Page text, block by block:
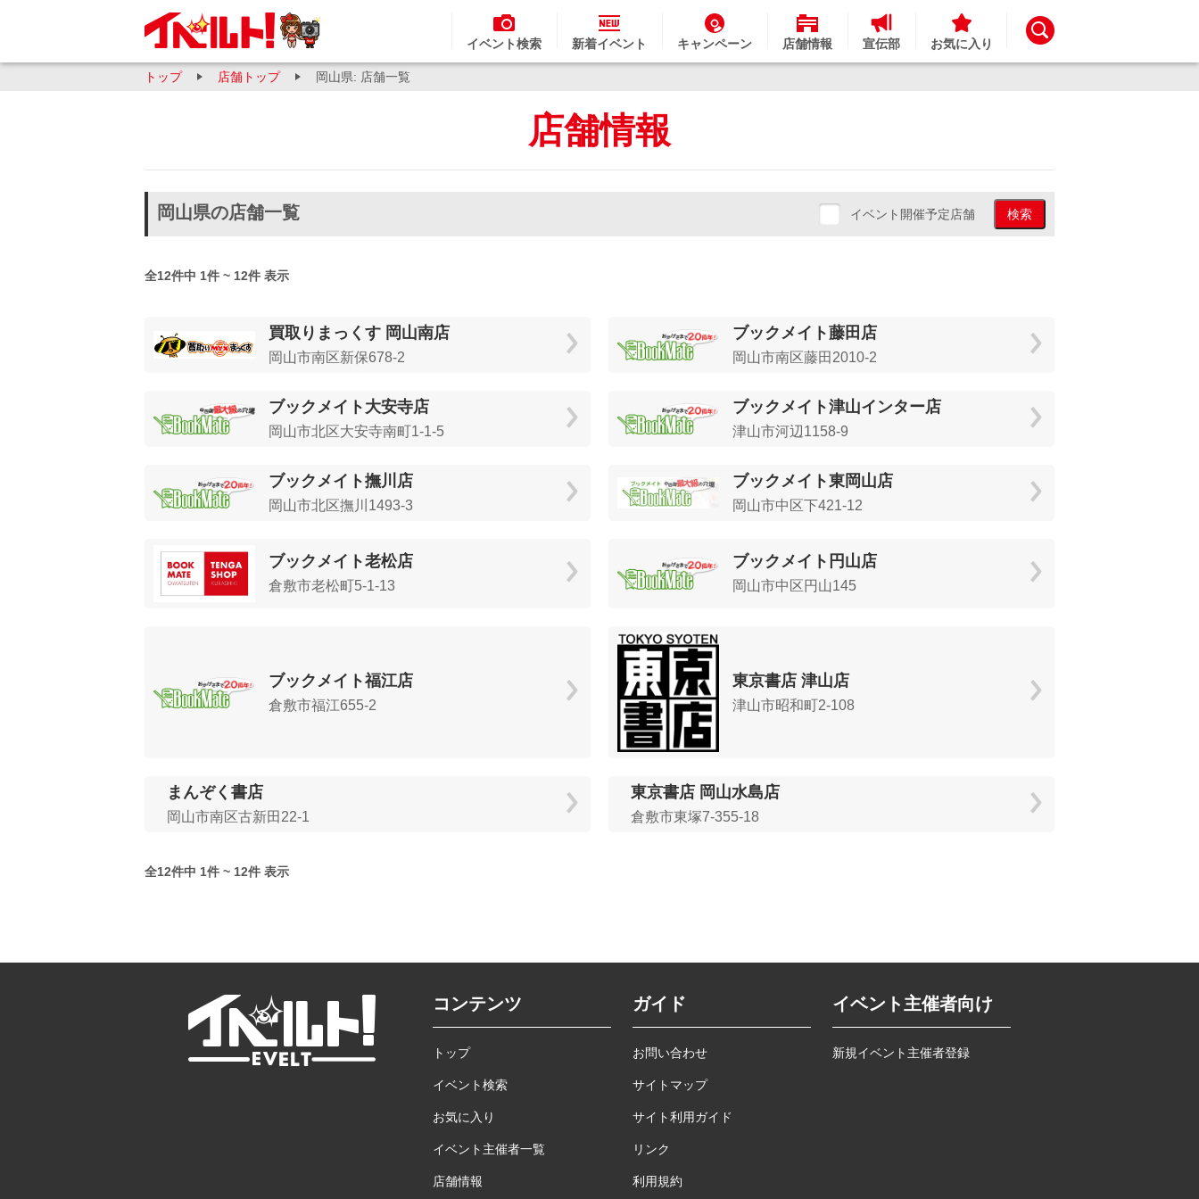
イベント検索 新着イベント キャンペーン 店舗情報 宣伝部 お気に入り
トップ 店舗トップ 岡山県: 店舗一覧
店舗情報
岡山県の店舗一覧 イベント開催予定店舗 検索
全12件中 1件 ~ 12件 表示
買取りまっくす 岡山南店
岡山市南区新保678-2
ブックメイト藤田店
岡山市南区藤田2010-2
ブックメイト大安寺店
岡山市北区大安寺南町1-1-5
ブックメイト津山インター店
津山市河辺1158-9
ブックメイト撫川店
岡山市北区撫川1493-3
ブックメイト東岡山店
岡山市中区下421-12
ブックメイト老松店
倉敷市老松町5-1-13
ブックメイト円山店
岡山市中区円山145
ブックメイト福江店
倉敷市福江655-2
東京書店 津山店
津山市昭和町2-108
まんぞく書店
岡山市南区古新田22-1
東京書店 岡山水島店
倉敷市東塚7-355-18
全12件中 1件 ~ 12件 表示
コンテンツ
トップ
イベント検索
お気に入り
イベント主催者一覧
店舗情報
ガイド
お問い合わせ
サイトマップ
サイト利用ガイド
リンク
利用規約
イベント主催者向け
新規イベント主催者登録